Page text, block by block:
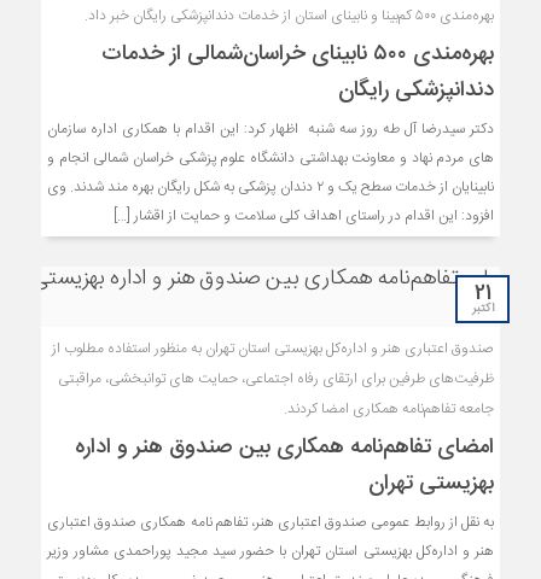
بهره‌مندی ۵۰۰ کم‌بینا و نابینای استان از خدمات دندانپزشکی رایگان خبر داد.
بهره‌مندی ۵۰۰ نابینای خراسان‌شمالی از خدمات
دندانپزشکی رایگان
دکتر سیدرضا آل طه روز سه شنبه اظهار کرد: این اقدام با همکاری اداره سازمان
های مردم نهاد و معاونت بهداشتی دانشگاه علوم پزشکی خراسان شمالی انجام و
نابینایان از خدمات سطح یک و ۲ دندان پزشکی به شکل رایگان بهره مند شدند. وی
افزود: این اقدام در راستای اهداف کلی سلامت و حمایت از اقشار […]
21
اکتبر
صندوق اعتباری هنر و اداره‌کل بهزیستی استان تهران به منظور استفاده مطلوب از
ظرفیت‌های طرفین برای ارتقای رفاه اجتماعی، حمایت های توانبخشی، مراقبتی
جامعه تفاهم‌نامه همکاری امضا کردند.
امضای تفاهم‌نامه همکاری بین صندوق هنر و اداره
بهزیستی تهران
به نقل از روابط عمومی صندوق اعتباری هنر، تفاهم نامه همکاری صندوق اعتباری
هنر و اداره‌کل بهزیستی استان تهران با حضور سید مجید پوراحمدی مشاور وزیر